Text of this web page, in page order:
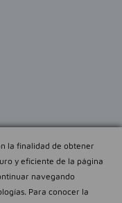
la finalidad de obtener
y eficiente de la página
navegando
Para conocer la